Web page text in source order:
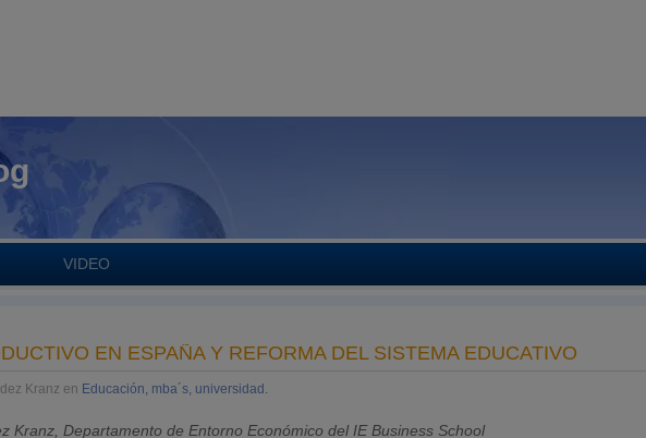
VIDEO
EN ESPAÑA Y REFORMA DEL SISTEMA EDUCATIVO
Kranz en Educación, mba´s, universidad.
Kranz, Departamento de Entorno Económico del IE Business School